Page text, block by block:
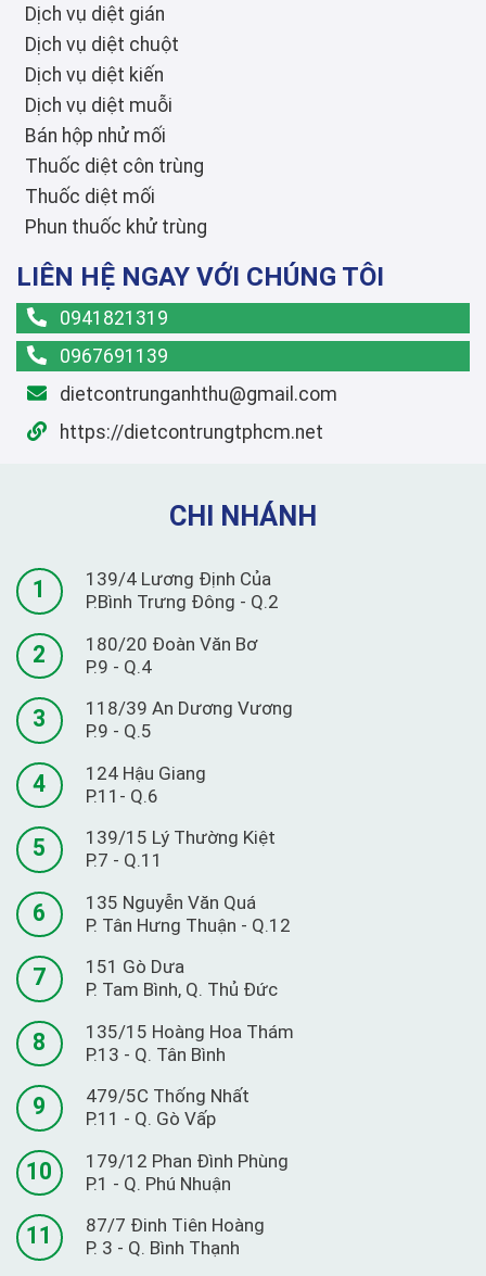
Dịch vụ diệt gián
Dịch vụ diệt chuột
Dịch vụ diệt kiến
Dịch vụ diệt muỗi
Bán hộp nhử mối
Thuốc diệt côn trùng
Thuốc diệt mối
Phun thuốc khử trùng
LIÊN HỆ NGAY VỚI CHÚNG TÔI
0941821319
0967691139
dietcontrunganhthu@gmail.com
https://dietcontrungtphcm.net
CHI NHÁNH
1
139/4 Lương Định Của
P.Bình Trưng Đông - Q.2
2
180/20 Đoàn Văn Bơ
P.9 - Q.4
3
118/39 An Dương Vương
P.9 - Q.5
4
124 Hậu Giang
P.11- Q.6
5
139/15 Lý Thường Kiệt
P.7 - Q.11
6
135 Nguyễn Văn Quá
P. Tân Hưng Thuận - Q.12
7
151 Gò Dưa
P. Tam Bình, Q. Thủ Đức
8
135/15 Hoàng Hoa Thám
P.13 - Q. Tân Bình
9
479/5C Thống Nhất
P.11 - Q. Gò Vấp
10
179/12 Phan Đình Phùng
P.1 - Q. Phú Nhuận
11
87/7 Đinh Tiên Hoàng
P. 3 - Q. Bình Thạnh